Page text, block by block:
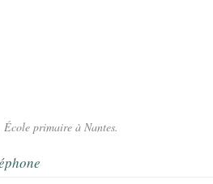
primaire à Nantes.